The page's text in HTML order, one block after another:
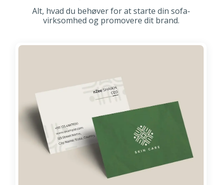
Alt, hvad du behøver for at starte din sofa-
virksomhed og promovere dit brand.